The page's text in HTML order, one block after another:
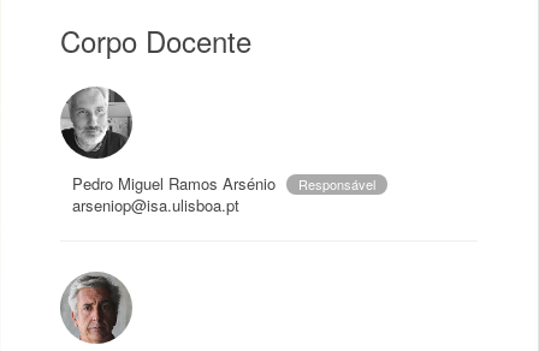
Corpo Docente
Pedro Miguel Ramos Arsénio Responsável
arseniop@isa.ulisboa.pt